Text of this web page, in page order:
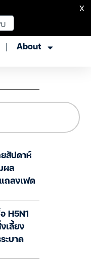
About
สัปดาห์
ผล
ถลงเฟด
H5N1
เลี้ยง
ะบาด
X